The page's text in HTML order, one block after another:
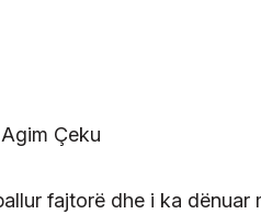
fajtorë dhe i ka dënuar